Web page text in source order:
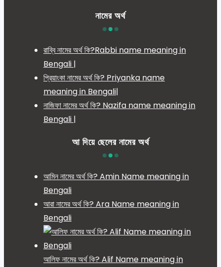
নামের অর্থ
রাব্বি নামের অর্থ কি?Rabbi name meaning in
Bengali |
প্রিয়াংকা নামের অর্থ কি? Priyanka name
meaning in Bengali|
নাজিফা নামের অর্থ কি? Nazifa name meaning in
Bengali |
আ দিয়ে ছেলের নামের অর্থ
আমিন নামের অর্থ কি? Amin Name meaning in
Bengali
আরা নামের অর্থ কি? Ara Name meaning in
Bengali
আলিফ নামের অর্থ কি? Alif Name meaning in